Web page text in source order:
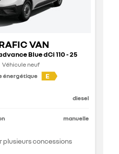
VAN
Blue dCi 110 - 25
Véhicule neuf
énergétique
E
diesel
manuelle
plusieurs concessions